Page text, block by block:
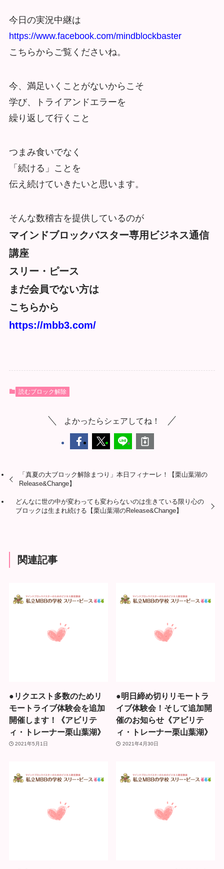
今日の実況中継は
https://www.facebook.com/mindblockbaster
こちらからご覧くださいね。
今、満足いくことがないからこそ
学び、トライアンドエラーを
繰り返して行くこと
つまみ食いでなく
「続ける」ことを
伝え続けていきたいと思います。
そんな数稽古を提供しているのが
マインドブロックバスター専用ビジネス通信
講座
スリー・ピース
まだ会員でない方は
こちらから
https://mbb3.com/
読むブロック解除
よかったらシェアしてね！
「真夏の大ブロック解除まつり」本日フィナーレ！【栗山葉湖の
Release&Change】
どんなに世の中が変わっても変わらないのは生きている限り心の
ブロックは生まれ続ける【栗山葉湖のRelease&Change】
関連記事
●リクエスト多数のためリ
モートライブ体験会を追加
開催します！《アビリテ
ィ・トレーナー栗山葉湖》
2021年5月1日
●明日締め切りリモートラ
イブ体験会！そして追加開
催のお知らせ《アビリテ
ィ・トレーナー栗山葉湖》
2021年4月30日